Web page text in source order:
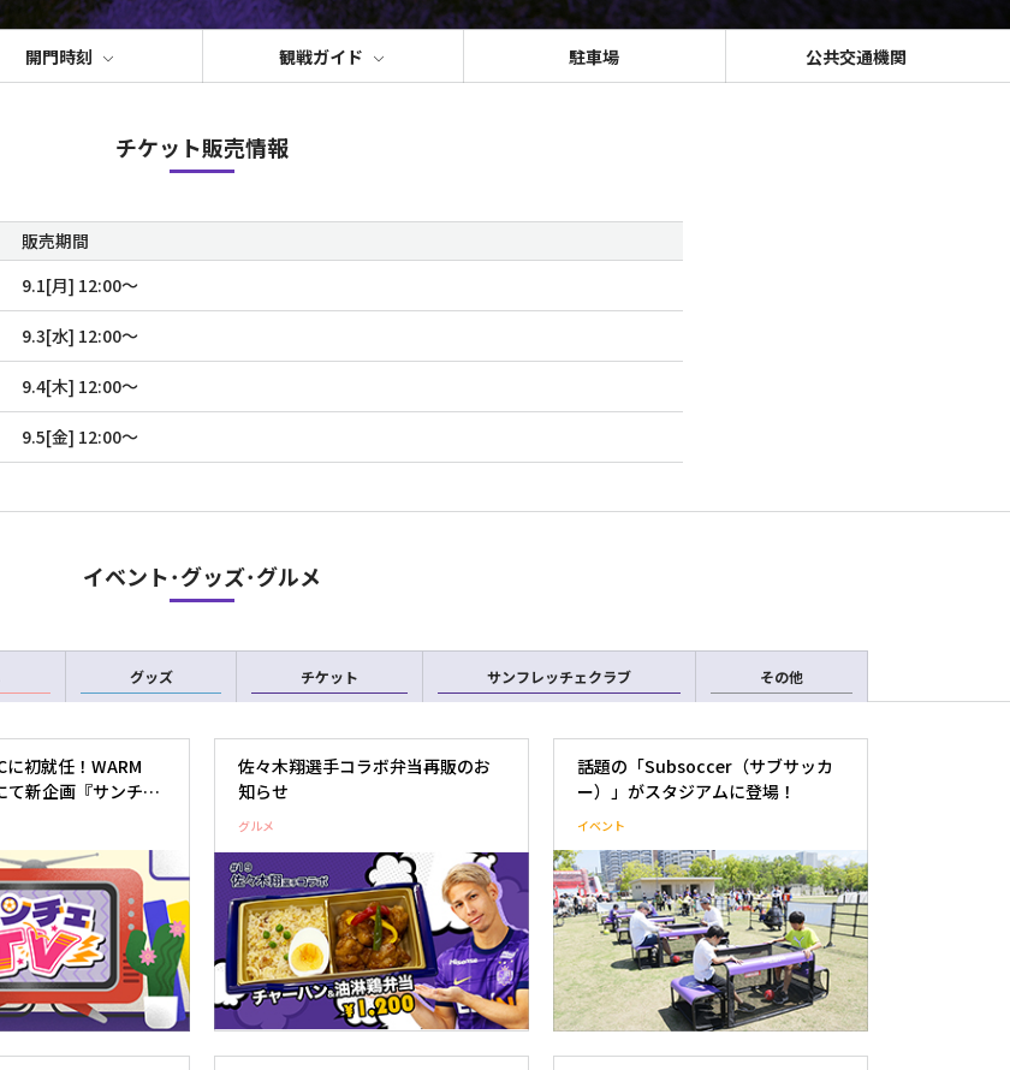
開門時刻 観戦ガイド 駐車場 公共交通機関
チケット販売情報
販売期間
9.1[月] 12:00〜
9.3[水] 12:00〜
9.4[木] 12:00〜
9.5[金] 12:00〜
イベント･グッズ･グルメ
グッズ チケット サンフレッチェクラブ その他
に初就任！WARM
て新企画『サンチェ
佐々木翔選手コラボ弁当再販のお
知らせ
グルメ
話題の「Subsoccer（サブサッカ
ー）」がスタジアムに登場！
イベント